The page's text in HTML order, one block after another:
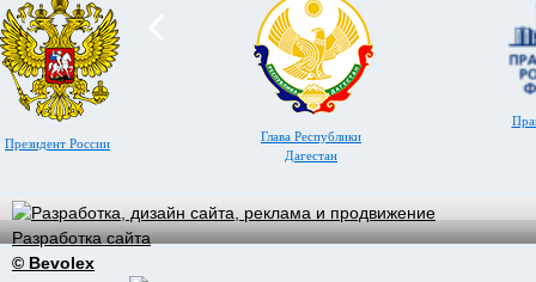
Президент России
Глава Республики
Дагестан
Разработка сайта
© Bevolex